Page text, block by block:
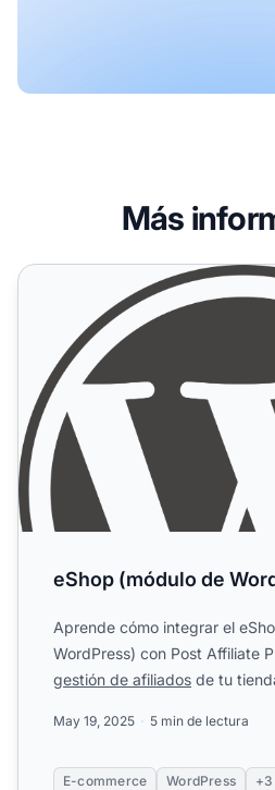
Más
eShop (módulo de WordPress)
eShop (módulo de
Aprende cómo integrar el
WordPress) con Post Affiliate
gestión de afiliados de tu
May 19, 2025 5 min de lectura
E-commerce WordPress +3